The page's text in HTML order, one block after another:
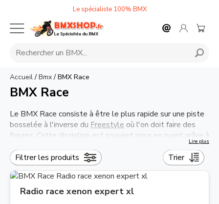
Le spécialiste 100% BMX
Accueil/ Bmx/ BMX Race
BMX Race
Le BMX Race consiste à être le plus rapide sur une piste
bosselée à l'inverse du Freestyle où l'on doit faire des
figures. Cette discipline est souvent mise en avant grâce à
Le BMX Race demande un vélo avec un cadre court en
aluminium ou en composite. Ils sont généralement mono-
vitesse et possède des freins seulement à l'arrière.
Nous vous proposons une gamme de BMX pour toutes
Lire plus
Filtrer les produits Trier
Radio race xenon expert xl